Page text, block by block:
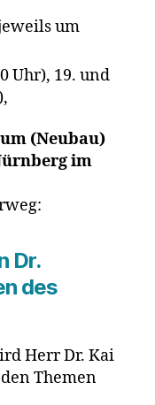
um
Uhr), 19. und
(Neubau)
im
Dr.
des
Herr Dr. Kai
Themen